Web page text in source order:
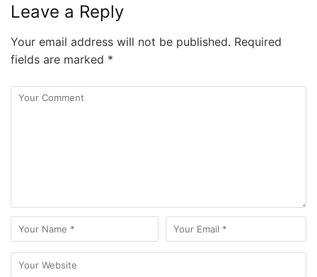
Leave a Reply
Your email address will not be published. Required
fields are marked *